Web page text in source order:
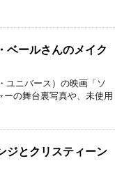
ベールさんのメイク
ユニバース）の映画「ソ
の舞台裏写真や、未使用
ジとクリスティーン